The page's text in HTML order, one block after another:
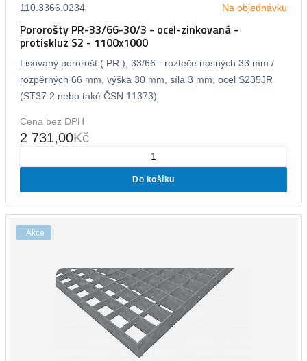
110.3366.0234 Na objednávku
Pororošty PR-33/66-30/3 - ocel-zinkovaná -
protiskluz S2 - 1100x1000
Lisovaný pororošt ( PR ), 33/66 - rozteče nosných 33 mm /
rozpěrných 66 mm, výška 30 mm, síla 3 mm, ocel S235JR
(ST37.2 nebo také ČSN 11373)
Cena bez DPH
2 731,00Kč
Do košíku
Akce